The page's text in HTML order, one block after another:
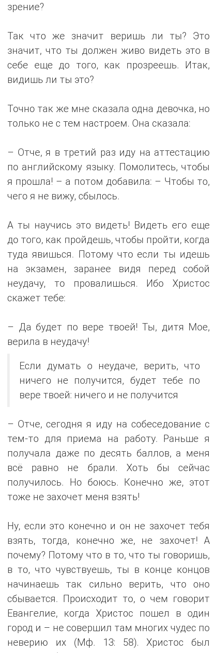
зрение?
Так что же значит веришь ли ты? Это
значит, что ты должен живо видеть это в
себе еще до того, как прозреешь. Итак,
видишь ли ты это?
Точно так же мне сказала одна девочка, но
только не с тем настроем. Она сказала:
– Отче, я в третий раз иду на аттестацию
по английскому языку. Помолитесь, чтобы
я прошла! – а потом добавила: – Чтобы то,
чего я не вижу, сбылось.
А ты научись это видеть! Видеть его еще
до того, как пройдешь, чтобы пройти, когда
туда явишься. Потому что если ты идешь
на экзамен, заранее видя перед собой
неудачу, то провалишься. Ибо Христос
скажет тебе:
– Да будет по вере твоей! Ты, дитя Мое,
верила в неудачу!
Если думать о неудаче, верить, что
ничего не получится, будет тебе по
вере твоей: ничего и не получится
– Отче, сегодня я иду на собеседование с
тем-то для приема на работу. Раньше я
получала даже по десять баллов, а меня
всё равно не брали. Хоть бы сейчас
получилось. Но боюсь. Конечно же, этот
тоже не захочет меня взять!
Ну, если это конечно и он не захочет тебя
взять, тогда, конечно же, не захочет! А
почему? Потому что в то, что ты говоришь,
в то, что чувствуешь, ты в конце концов
начинаешь так сильно верить, что оно
сбывается. Происходит то, о чем говорит
Евангелие, когда Христос пошел в один
город и – не совершил там многих чудес по
неверию их (Мф. 13: 58). Христос был